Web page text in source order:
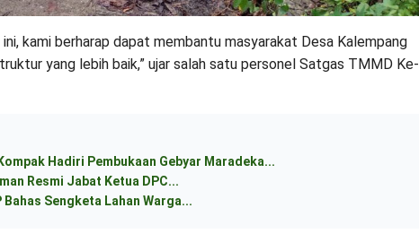
ini, kami berharap dapat membantu masyarakat Desa Kalempang
yang lebih baik,” ujar salah satu personel Satgas TMMD Ke-
Hadiri Pembukaan Gebyar Maradeka...
Resmi Jabat Ketua DPC...
Bahas Sengketa Lahan Warga...